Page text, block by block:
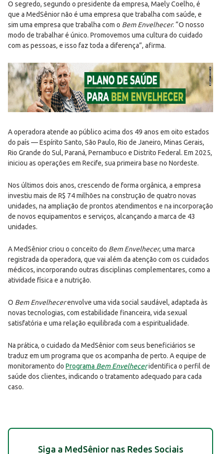
O segredo, segundo o presidente da empresa, Maely Coelho, é
que a MedSênior não é uma empresa que trabalha com saúde, e
sim uma empresa que trabalha com o Bem Envelhecer. “O nosso
modo de trabalhar é único. Promovemos uma cultura do cuidado
com as pessoas, e isso faz toda a diferença”, afirma.
A operadora atende ao público acima dos 49 anos em oito estados
do país — Espírito Santo, São Paulo, Rio de Janeiro, Minas Gerais,
Rio Grande do Sul, Paraná, Pernambuco e Distrito Federal. Em 2025,
iniciou as operações em Recife, sua primeira base no Nordeste.
Nos últimos dois anos, crescendo de forma orgânica, a empresa
investiu mais de R$ 74 milhões na construção de quatro novas
unidades, na ampliação de prontos atendimentos e na incorporação
de novos equipamentos e serviços, alcançando a marca de 43
unidades.
A MedSênior criou o conceito do Bem Envelhecer, uma marca
registrada da operadora, que vai além da atenção com os cuidados
médicos, incorporando outras disciplinas complementares, como a
atividade física e a nutrição.
O Bem Envelhecerenvolve uma vida social saudável, adaptada às
novas tecnologias, com estabilidade financeira, vida sexual
satisfatória e uma relação equilibrada com a espiritualidade.
Na prática, o cuidado da MedSênior com seus beneficiários se
traduz em um programa que os acompanha de perto. A equipe de
monitoramento do Programa Bem Envelheceridentifica o perfil de
saúde dos clientes, indicando o tratamento adequado para cada
caso.
Siga a MedSênior nas Redes Sociais